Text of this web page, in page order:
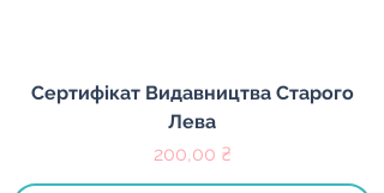
Сертифікат Видавництва Старого
Лева
Ціна
200,00 ₴